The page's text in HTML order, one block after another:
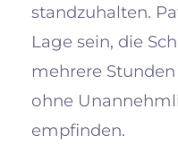
standzuhalten.
Lage sein, die
mehrere
ohne
empfinden.